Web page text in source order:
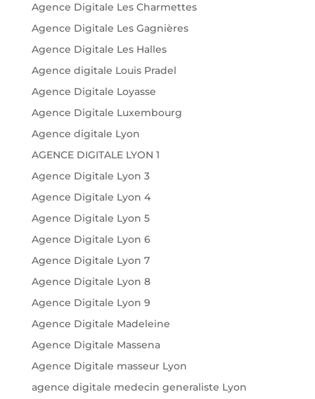
Agence Digitale Les Charmettes
Agence Digitale Les Gagnières
Agence Digitale Les Halles
Agence digitale Louis Pradel
Agence Digitale Loyasse
Agence Digitale Luxembourg
Agence digitale Lyon
AGENCE DIGITALE LYON 1
Agence Digitale Lyon 3
Agence Digitale Lyon 4
Agence Digitale Lyon 5
Agence Digitale Lyon 6
Agence Digitale Lyon 7
Agence Digitale Lyon 8
Agence Digitale Lyon 9
Agence Digitale Madeleine
Agence Digitale Massena
Agence Digitale masseur Lyon
agence digitale medecin generaliste Lyon